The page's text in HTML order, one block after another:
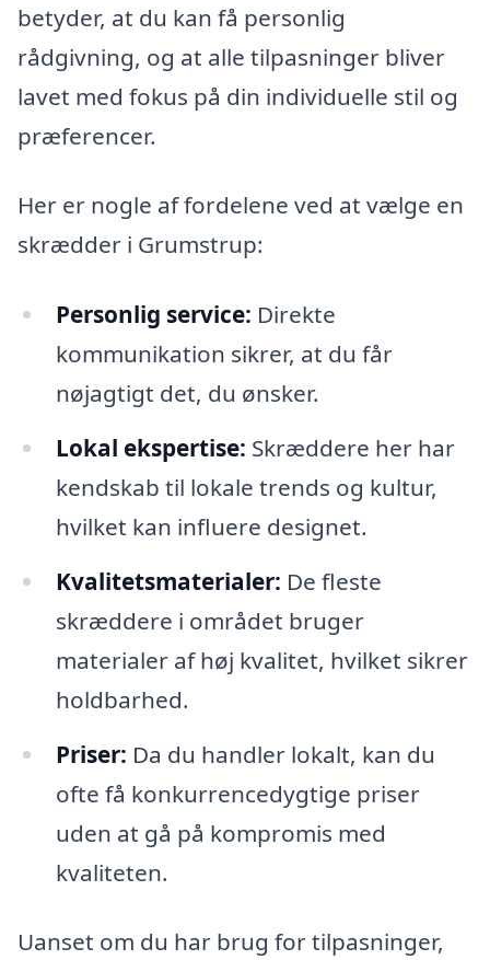
betyder, at du kan få personlig
rådgivning, og at alle tilpasninger bliver
lavet med fokus på din individuelle stil og
præferencer.
Her er nogle af fordelene ved at vælge en
skrædder i Grumstrup:
Personlig service: Direkte
kommunikation sikrer, at du får
nøjagtigt det, du ønsker.
Lokal ekspertise: Skræddere her har
kendskab til lokale trends og kultur,
hvilket kan influere designet.
Kvalitetsmaterialer: De fleste
skræddere i området bruger
materialer af høj kvalitet, hvilket sikrer
holdbarhed.
Priser: Da du handler lokalt, kan du
ofte få konkurrencedygtige priser
uden at gå på kompromis med
kvaliteten.
Uanset om du har brug for tilpasninger,